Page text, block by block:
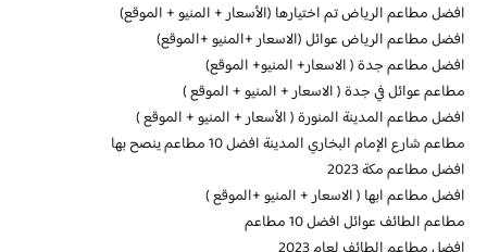
افضل مطاعم الرياض تم اختيارها (الأسعار + المنيو + الموقع)
افضل مطاعم الرياض عوائل (الاسعار +المنيو +الموقع)
افضل مطاعم جدة ( الاسعار+ المنيو+ الموقع)
مطاعم عوائل في جدة ( الاسعار + المنيو + الموقع )
افضل مطاعم المدينة المنورة ( الأسعار + المنيو + الموقع )
مطاعم شارع الإمام البخاري المدينة افضل 10 مطاعم ينصح بها
افضل مطاعم مكة 2023
افضل مطاعم ابها ( الاسعار + المنيو +الموقع )
مطاعم الطائف عوائل افضل 10 مطاعم